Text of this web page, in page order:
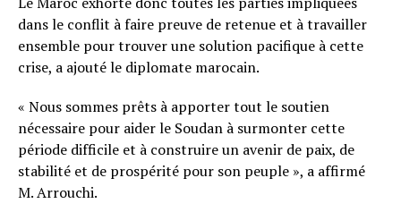
dans le conflit à faire preuve de retenue et à travailler
ensemble pour trouver une solution pacifique à cette
crise, a ajouté le diplomate marocain.
« Nous sommes prêts à apporter tout le soutien
nécessaire pour aider le Soudan à surmonter cette
période difficile et à construire un avenir de paix, de
stabilité et de prospérité pour son peuple », a affirmé
M. Arrouchi.